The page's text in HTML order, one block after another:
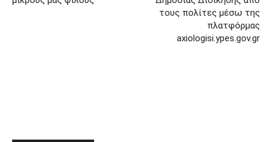
τους πολίτες μέσω της
πλατφόρμας
axiologisi.ypes.gov.gr